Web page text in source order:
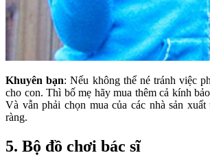
Khuyên bạn: Nếu không thể né tránh việc
cho con. Thì bố mẹ hãy mua thêm cả kính
Và vẫn phải chọn mua của các nhà sản
ràng.
5. Bộ đồ chơi bác sĩ